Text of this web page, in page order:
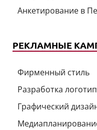
Анкетирование в
РЕКЛАМНЫЕ
Фирменный стиль
Разработка
Графический